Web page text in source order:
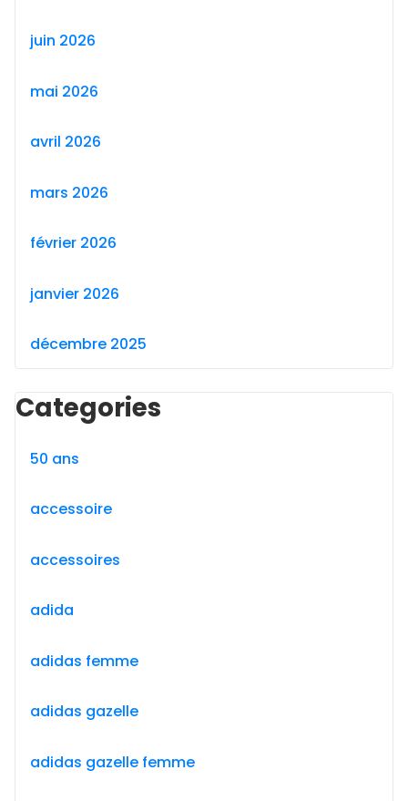
juin 2026
mai 2026
avril 2026
mars 2026
février 2026
janvier 2026
décembre 2025
Categories
50 ans
accessoire
accessoires
adida
adidas femme
adidas gazelle
adidas gazelle femme